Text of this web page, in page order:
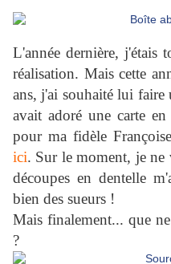
L'année dernière, j'étais
réalisation. Mais cette
ans, j'ai souhaité lui faire
avait adoré une carte
pour ma fidèle
ici. Sur le moment, je ne
découpes en dentelle
bien des sueurs !
Mais finalement... que
?